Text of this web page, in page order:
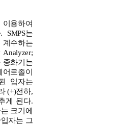
이용하여
SMPS는
수하는
중화기는
로졸이
입자는
(+)전하,
게 된다.
크기에
자는 그